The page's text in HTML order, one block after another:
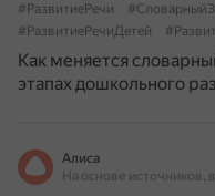
#РазвитиеРечи
#РазвитиеРечиДетей
Как меняется
этапах дошкольного
Алиса